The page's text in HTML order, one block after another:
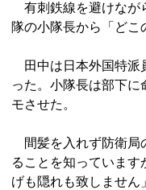
有刺鉄線を避けなが
隊の小隊長から「どこ
田中は日本外国特派
った。小隊長は部下に
モさせた。
間髪を入れず防衛局
ることを知っていま
げも隠れも致しません